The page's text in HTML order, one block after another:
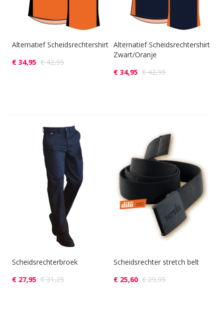
Alternatief Scheidsrechtershirt
€ 34,95 € 42,95
Alternatief Scheidsrechtershirt
Zwart/Oranje
€ 34,95 € 42,95
Scheidsrechterbroek
€ 27,95 € 31,25
Scheidsrechter stretch belt
€ 25,60 € 29,95